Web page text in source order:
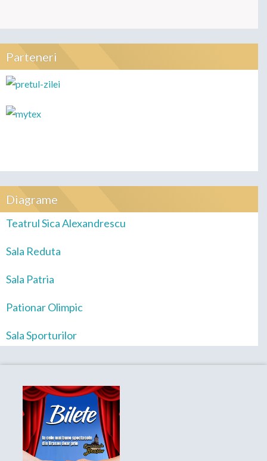
Parteneri
Diagrame
Teatrul Sica Alexandrescu
Sala Reduta
Sala Patria
Pationar Olimpic
Sala Sporturilor